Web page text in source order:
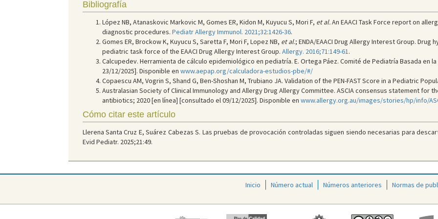
Bibliografía
López NB, Atanaskovic Markovic M, Gomes ER, Kidon M, Kuyucu S, Mori F, et al.An EAACI Task Force report on
diagnostic procedures. Pediatr Allergy Immunol. 2021;32:1426-36.
Gomes ER, Brockow K, Kuyucu S, Saretta F, Mori F, Lopez NB, et al.; ENDA/EAACI Drug Allergy Interest Group.
pediatric task force of the EAACI Drug Allergy Interest Group. Allergy. 2016;71:149-61.
Calcupedev. Herramienta de cálculo epidemiológico en pediatría. E. Ortega Páez. Comité de Pediatría Basada en
23/12/2025]. Disponible en www.aepap.org/calculadora-estudios-pbe/#/
Copaescu AM, Vogrin S, Shand G, Ben-Shoshan M, Trubiano JA. Validation of the PEN-FAST Score in a Pediatric
Australasian Society of Clinical Immunology and Allergy Drug Allergy Committee. ASCIA consensus statement for
antibiotics; 2020 [en línea] [consultado el 09/12/2025]. Disponible en www.allergy.org.au/images/stories/hp/info/
Cómo citar este artículo
Llerena Santa Cruz E, Suárez Cabezas S. Las pruebas de provocación controladas siguen siendo necesarias para
Evid Pediatr. 2025;21:49.
Inicio Número actual Números anteriores Normas de